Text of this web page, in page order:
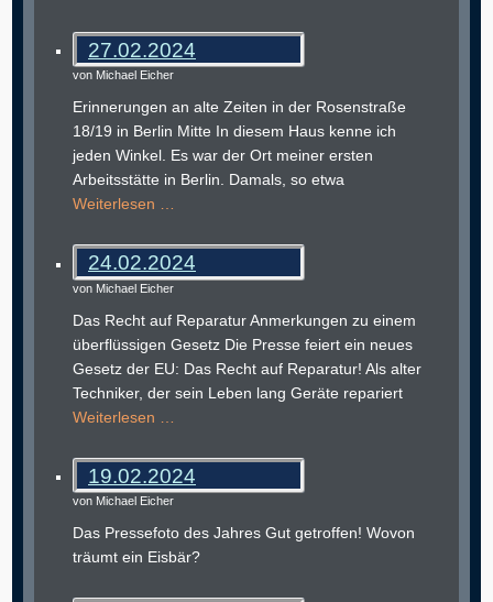
27.02.2024
von Michael Eicher
Erinnerungen an alte Zeiten in der Rosenstraße
18/19 in Berlin Mitte In diesem Haus kenne ich
jeden Winkel. Es war der Ort meiner ersten
Arbeitsstätte in Berlin. Damals, so etwa
Weiterlesen …
24.02.2024
von Michael Eicher
Das Recht auf Reparatur Anmerkungen zu einem
überflüssigen Gesetz Die Presse feiert ein neues
Gesetz der EU: Das Recht auf Reparatur! Als alter
Techniker, der sein Leben lang Geräte repariert
Weiterlesen …
19.02.2024
von Michael Eicher
Das Pressefoto des Jahres Gut getroffen! Wovon
träumt ein Eisbär?